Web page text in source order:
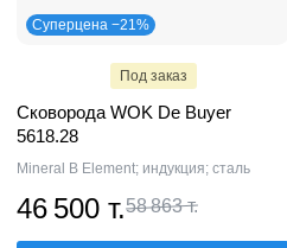
Суперцена −21%
Под заказ
Сковорода WOK De Buyer
5618.28
Mineral B Element; индукция; сталь
46 500 т.58 863 т.